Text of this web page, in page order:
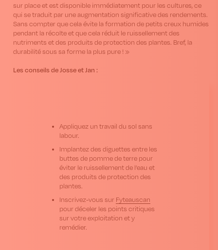
sur place et est disponible immédiatement pour les cultures, ce
qui se traduit par une augmentation significative des rendements.
Sans compter que cela évite la formation de petits creux humides
pendant la récolte et que cela réduit le ruissellement des
nutriments et des produits de protection des plantes. Bref, la
durabilité sous sa forme la plus pure ! »
Les conseils de Josse et Jan :
Appliquez un travail du sol sans
labour.
Implantez des diguettes entre les
buttes de pomme de terre pour
éviter le ruissellement de l’eau et
des produits de protection des
plantes.
Inscrivez-vous sur Fyteauscan
pour déceler les points critiques
sur votre exploitation et y
remédier.